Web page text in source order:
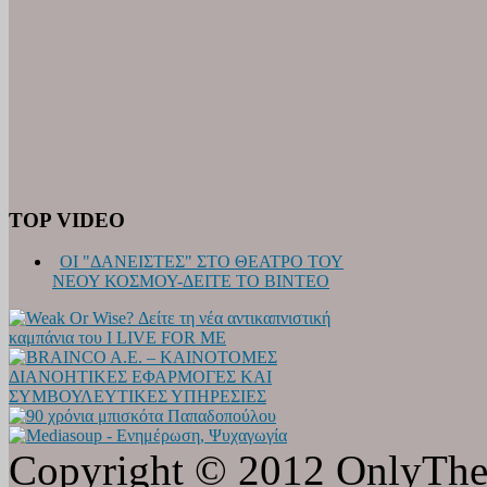
TOP VIDEO
ΟΙ "ΔΑΝΕΙΣΤΕΣ" ΣΤΟ ΘΕΑΤΡΟ ΤΟΥ
ΝΕΟΥ ΚΟΣΜΟΥ-ΔΕΙΤΕ ΤΟ ΒΙΝΤΕΟ
Copyright © 2012